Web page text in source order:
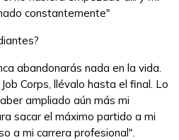
constantemente"
abandonarás nada en la vida.
Corps, llévalo hasta el final. Lo
ampliado aún más mi
sacar el máximo partido a mi
a mi carrera profesional".